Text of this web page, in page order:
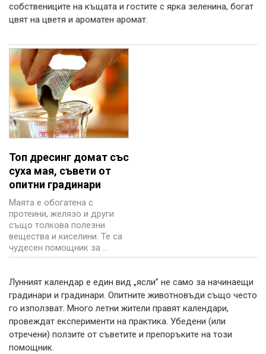
собствениците на къщата и гостите с ярка зеленина, богат
цвят на цветя и ароматен аромат.
Топ дресинг домат със
суха мая, съвети от
опитни градинари
Маята е обогатена с
протеини, желязо и други
също толкова полезни
вещества и киселини. Те са
чудесен помощник за ...
Лунният календар е един вид „ясли” не само за начинаещи
градинари и градинари. Опитните животновъди също често
го използват. Много летни жители правят календари,
провеждат експерименти на практика. Убедени (или
отречени) ползите от съветите и препоръките на този
помощник.